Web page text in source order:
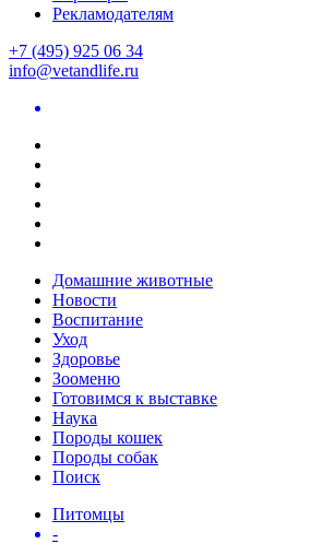
Рекламодателям
+7 (495) 925 06 34
info@vetandlife.ru
Домашние животные
Новости
Воспитание
Уход
Здоровье
Зооменю
Готовимся к выставке
Наука
Породы кошек
Породы собак
Поиск
Питомцы
-